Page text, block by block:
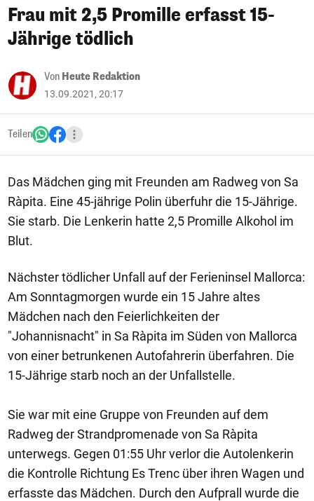
Frau mit 2,5 Promille erfasst 15-
Jährige tödlich
Von Heute Redaktion
13.09.2021, 20:17
Teilen
Das Mädchen ging mit Freunden am Radweg von Sa
Ràpita. Eine 45-jährige Polin überfuhr die 15-Jährige.
Sie starb. Die Lenkerin hatte 2,5 Promille Alkohol im
Blut.
Nächster tödlicher Unfall auf der Ferieninsel Mallorca:
Am Sonntagmorgen wurde ein 15 Jahre altes
Mädchen nach den Feierlichkeiten der
"Johannisnacht" in Sa Ràpita im Süden von Mallorca
von einer betrunkenen Autofahrerin überfahren. Die
15-Jährige starb noch an der Unfallstelle.
Sie war mit eine Gruppe von Freunden auf dem
Radweg der Strandpromenade von Sa Ràpita
unterwegs. Gegen 01:55 Uhr verlor die Autolenkerin
die Kontrolle Richtung Es Trenc über ihren Wagen und
erfasste das Mädchen. Durch den Aufprall wurde die